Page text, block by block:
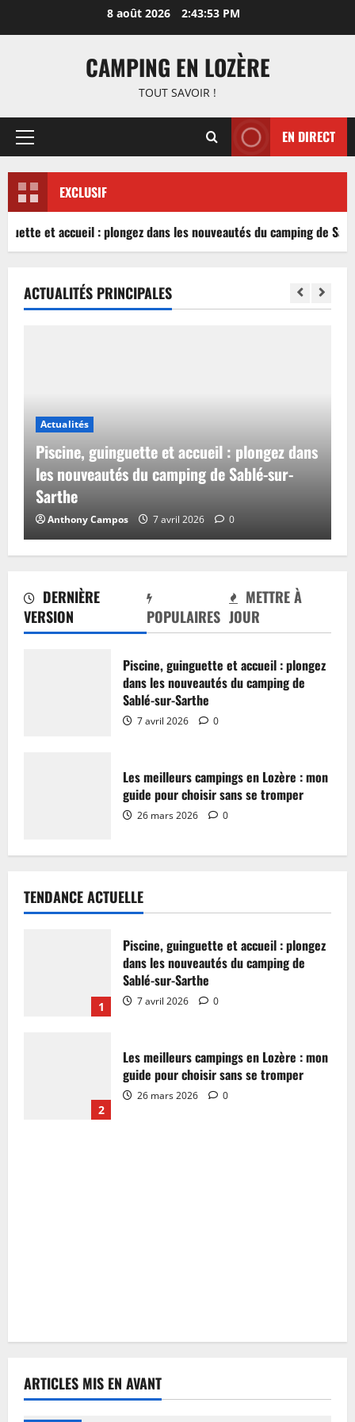
8 août 2026 2:43:53 PM
CAMPING EN LOZÈRE
TOUT SAVOIR !
Menu
EN DIRECT
EXCLUSIF
et accueil : plongez dans les nouveautés du camping de
DERNIÈRE
VERSION
POPULAIRES
METTRE À
JOUR
Piscine, guinguette et accueil : plongez
dans les nouveautés du camping de
Sablé-sur-Sarthe
7 avril 2026 0
Les meilleurs campings en Lozère : mon
guide pour choisir sans se tromper
26 mars 2026 0
ACTUALITÉS PRINCIPALES
Actualités
Piscine, guinguette et accueil : plongez dans
les nouveautés du camping de Sablé-sur-
Sarthe
Anthony Campos 7 avril 2026 0
TENDANCE ACTUELLE
1
Piscine, guinguette et accueil : plongez
dans les nouveautés du camping de
Sablé-sur-Sarthe
7 avril 2026 0
2
Les meilleurs campings en Lozère : mon
guide pour choisir sans se tromper
26 mars 2026 0
ARTICLES MIS EN AVANT